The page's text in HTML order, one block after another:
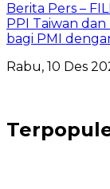
Berita Pers –
PPI Taiwan
bagi PMI
Rabu, 10 Des